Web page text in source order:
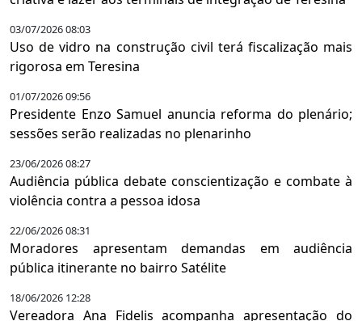
03/07/2026 08:03
Uso de vidro na construção civil terá fiscalização mais
rigorosa em Teresina
01/07/2026 09:56
Presidente Enzo Samuel anuncia reforma do plenário;
sessões serão realizadas no plenarinho
23/06/2026 08:27
Audiência pública debate conscientização e combate à
violência contra a pessoa idosa
22/06/2026 08:31
Moradores apresentam demandas em audiência
pública itinerante no bairro Satélite
18/06/2026 12:28
Vereadora Ana Fidelis acompanha apresentação do